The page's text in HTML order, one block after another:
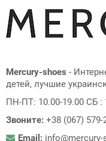
Mercury-shoes -
детей, лучшие
ПН-ПТ: 10.00-19.00 СБ :
Звоните: +38 (067) 579-
Email: